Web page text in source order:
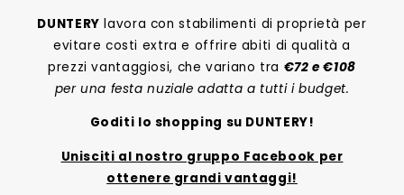
DUNTERY lavora con stabilimenti di proprietà per
evitare costi extra e offrire abiti di qualità a
prezzi vantaggiosi, che variano tra €72 e €108
per una festa nuziale adatta a tutti i budget.
Goditi lo shopping su DUNTERY!
Unisciti al nostro gruppo Facebook per
ottenere grandi vantaggi!